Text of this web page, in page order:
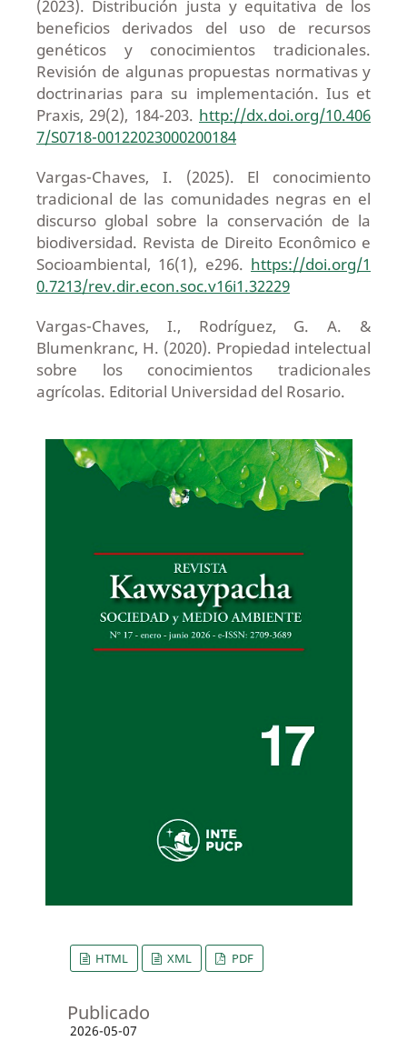
(2023). Distribución justa y equitativa de los
beneficios derivados del uso de recursos
genéticos y conocimientos tradicionales.
Revisión de algunas propuestas normativas y
doctrinarias para su implementación. Ius et
Praxis, 29(2), 184-203. http://dx.doi.org/10.406
7/S0718-00122023000200184
Vargas-Chaves, I. (2025). El conocimiento
tradicional de las comunidades negras en el
discurso global sobre la conservación de la
biodiversidad. Revista de Direito Econômico e
Socioambiental, 16(1), e296. https://doi.org/1
0.7213/rev.dir.econ.soc.v16i1.32229
Vargas-Chaves, I., Rodríguez, G. A. &
Blumenkranc, H. (2020). Propiedad intelectual
sobre los conocimientos tradicionales
agrícolas. Editorial Universidad del Rosario.
HTML XML PDF
Publicado
2026-05-07